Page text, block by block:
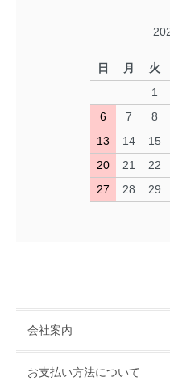
日 月 火
1
6
7 8
13
14 15
20
21 22
27
28 29
会社案内
お支払い方法について